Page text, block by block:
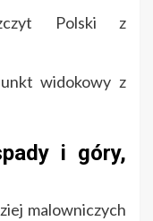
Polski z
widokowy z
i góry,
malowniczych